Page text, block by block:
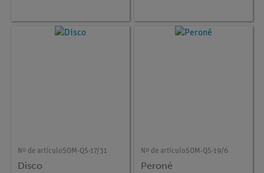
Nº de artículoSOM-QS-17/31
Disco
Nº de artículoSOM-QS-19/6
Peroné